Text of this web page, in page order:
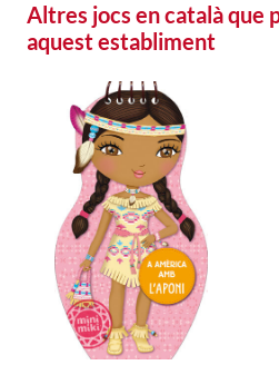
Altres jocs en català que
aquest establiment